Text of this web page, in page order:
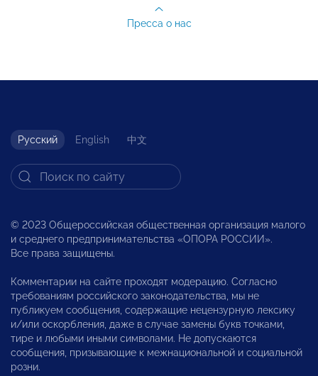
Пресса о нас
Русский English 中文
© 2023 Общероссийская общественная организация малого
и среднего предпринимательства «ОПОРА РОССИИ».
Все права защищены.
Комментарии на сайте проходят модерацию. Согласно
требованиям российского законодательства, мы не
публикуем сообщения, содержащие нецензурную лексику
и/или оскорбления, даже в случае замены букв точками,
тире и любыми иными символами. Не допускаются
сообщения, призывающие к межнациональной и социальной
розни.